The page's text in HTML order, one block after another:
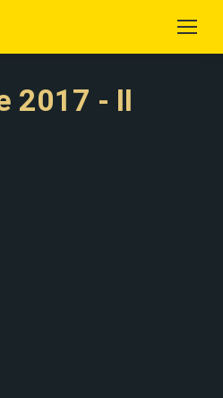
2017 - II